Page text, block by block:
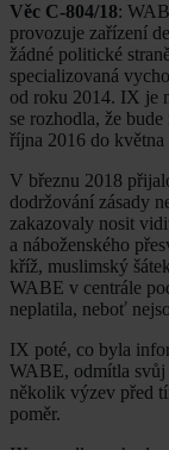
Věc C-804/18:
provozuje zařízení
žádné politické
specializovaná
od roku 2014. IX je
se rozhodla, že
října 2016 do
V březnu 2018
dodržování zásady
zakazovaly nosit
a náboženského
kříž, muslimský
WABE v centrále
neplatila, neboť
IX poté, co byla
WABE, odmítla svůj
několik výzev před
poměr.